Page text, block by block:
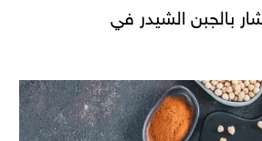
بالجبن الشيدر في